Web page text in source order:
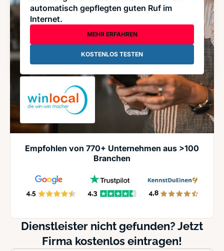
automatisch gepflegten guten Ruf im
Internet.
MEHR ERFAHREN
KOSTENLOS TESTEN
Empfohlen von 770+ Unternehmen aus >100
Branchen
Dienstleister nicht gefunden? Jetzt
Firma kostenlos eintragen!